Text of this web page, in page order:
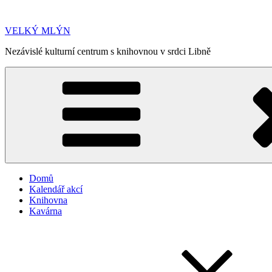
obsahu
VELKÝ MLÝN
Nezávislé kulturní centrum s knihovnou v srdci Libně
Domů
Kalendář akcí
Knihovna
Kavárna